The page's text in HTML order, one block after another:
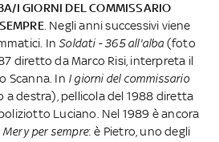
I GIORNI DEL COMMISSARIO
. Negli anni successivi viene
InSoldati - 365 all'alba (foto
diretto da Marco Risi, interpreta il
Scanna. In I giorni del commissario
destra), pellicola del 1988 diretta
Luciano. Nel 1989 è ancora
Mery per sempre: è Pietro, uno degli